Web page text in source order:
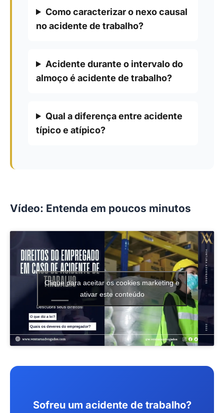
Como caracterizar o nexo causal
no acidente de trabalho?
Acidente durante o intervalo do
almoço é acidente de trabalho?
Qual a diferença entre acidente
típico e atípico?
Vídeo: Entenda em poucos minutos
Clique para aceitar os cookies marketing e
ativar este conteúdo
Sofreu um acidente de trabalho?